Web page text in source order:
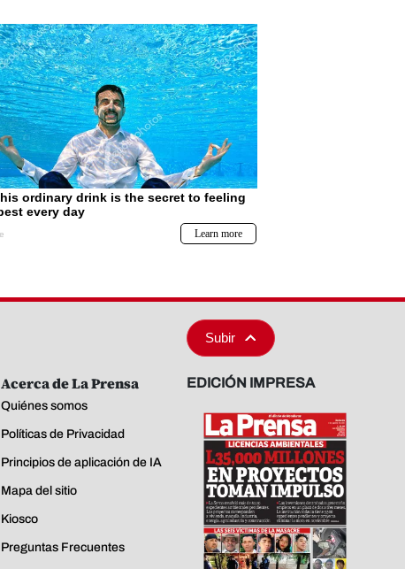
Subir
Acerca de La Prensa
Quiénes somos
Políticas de Privacidad
Principios de aplicación de IA
Mapa del sitio
Kiosco
Preguntas Frecuentes
EDICIÓN IMPRESA